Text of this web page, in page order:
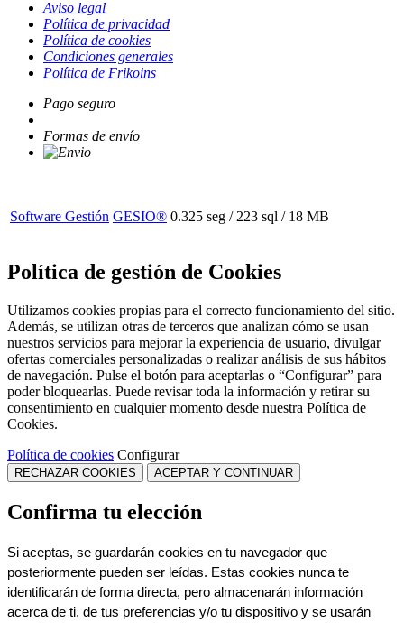
Aviso legal
Política de privacidad
Política de cookies
Condiciones generales
Política de Frikoins
Pago seguro
Formas de envío
Software Gestión GESIO® 0.325 seg / 223 sql / 18 MB
Política de gestión de Cookies
Utilizamos cookies propias para el correcto funcionamiento del sitio.
Además, se utilizan otras de terceros que analizan cómo se usan
nuestros servicios para mejorar la experiencia de usuario, divulgar
ofertas comerciales personalizadas o realizar análisis de sus hábitos
de navegación. Pulse el botón para aceptarlas o “Configurar” para
poder bloquearlas. Puede revisar toda la información y retirar su
consentimiento en cualquier momento desde nuestra Política de
Cookies.
Política de cookies Configurar
RECHAZAR COOKIES ACEPTAR Y CONTINUAR
Confirma tu elección
Si aceptas, se guardarán cookies en tu navegador que
posteriormente pueden ser leídas. Estas cookies nunca te
identificarán de forma directa, pero almacenarán información
acerca de ti, de tus preferencias y/o tu dispositivo y se usarán